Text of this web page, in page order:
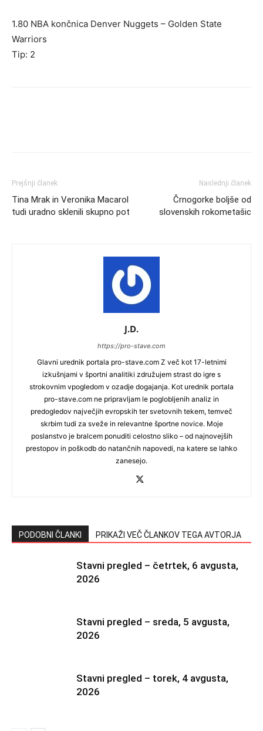
1.80 NBA končnica Denver Nuggets – Golden State
Warriors
Tip: 2
Prejšnji članek
Tina Mrak in Veronika Macarol
tudi uradno sklenili skupno pot
Naslednji članek
Črnogorke boljše od
slovenskih rokometašic
J.D.
https://pro-stave.com
Glavni urednik portala pro-stave.com Z več kot 17-letnimi
izkušnjami v športni analitiki združujem strast do igre s
strokovnim vpogledom v ozadje dogajanja. Kot urednik portala
pro-stave.com ne pripravljam le poglobljenih analiz in
predogledov največjih evropskih ter svetovnih tekem, temveč
skrbim tudi za sveže in relevantne športne novice. Moje
poslanstvo je bralcem ponuditi celostno sliko – od najnovejših
prestopov in poškodb do natančnih napovedi, na katere se lahko
zanesejo.
PODOBNI ČLANKI PRIKAŽI VEČ ČLANKOV TEGA AVTORJA
Stavni pregled – četrtek, 6 avgusta,
2026
Stavni pregled – sreda, 5 avgusta,
2026
Stavni pregled – torek, 4 avgusta,
2026